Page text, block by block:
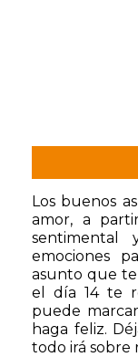
Los buenos
amor, a
emociones
asunto que
el día 14 te
puede
haga feliz.
todo irá sobre